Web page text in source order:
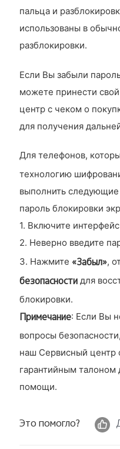
пальца и
использованы в
разблокировки.
Если Вы забыли
можете принести
центр с чеком о
для получения
Для телефонов,
технологию
выполнить
пароль блокировки
1. Включите
2. Неверно введите
3. Нажмите «Забыл»,
безопасностидля
блокировки.
Примечание: Если Вы
вопросы
наш Сервисный центр
гарантийным талоном
помощи.
Это помогло?